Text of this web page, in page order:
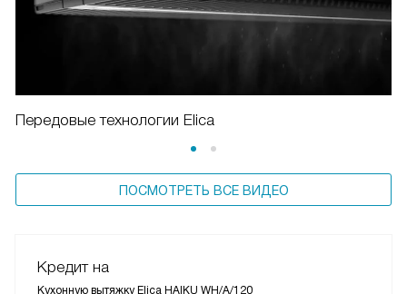
Передовые технологии Elica
ПОСМОТРЕТЬ ВСЕ ВИДЕО
Кредит на
Кухонную вытяжку Elica HAIKU WH/A/120